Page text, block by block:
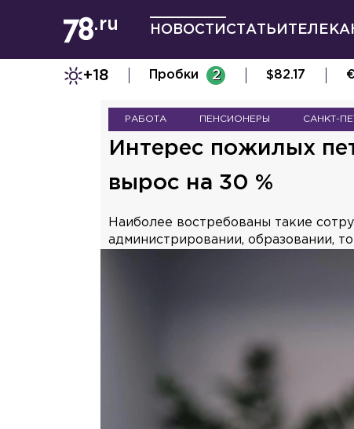
НОВОСТИ СТАТЬИ
+18 Пробки 2 $82.17 €
РАБОТА ПЕНСИОНЕРЫ САНКТ-
Интерес пожилых
вырос на 30 %
Наиболее востребованы такие
администрировании, образовании,